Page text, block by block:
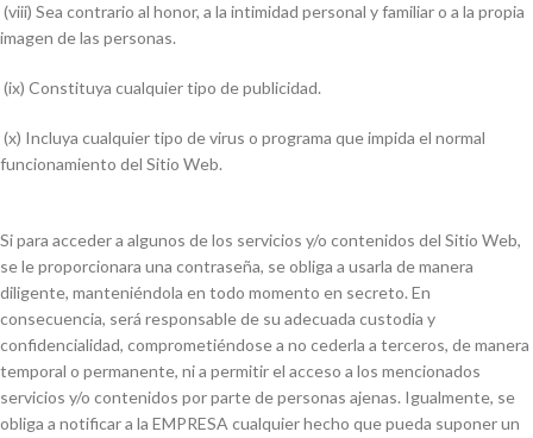
(viii) Sea contrario al honor, a la intimidad personal y familiar o a la propia
imagen de las personas.
(ix) Constituya cualquier tipo de publicidad.
(x) Incluya cualquier tipo de virus o programa que impida el normal
funcionamiento del Sitio Web.
Si para acceder a algunos de los servicios y/o contenidos del Sitio Web,
se le proporcionara una contraseña, se obliga a usarla de manera
diligente, manteniéndola en todo momento en secreto. En
consecuencia, será responsable de su adecuada custodia y
confidencialidad, comprometiéndose a no cederla a terceros, de manera
temporal o permanente, ni a permitir el acceso a los mencionados
servicios y/o contenidos por parte de personas ajenas. Igualmente, se
obliga a notificar a la EMPRESA cualquier hecho que pueda suponer un